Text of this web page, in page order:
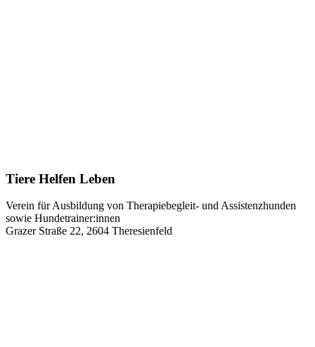
Tiere Helfen Leben
Verein für Ausbildung von Therapiebegleit- und Assistenzhunden
sowie Hundetrainer:innen
Grazer Straße 22, 2604 Theresienfeld